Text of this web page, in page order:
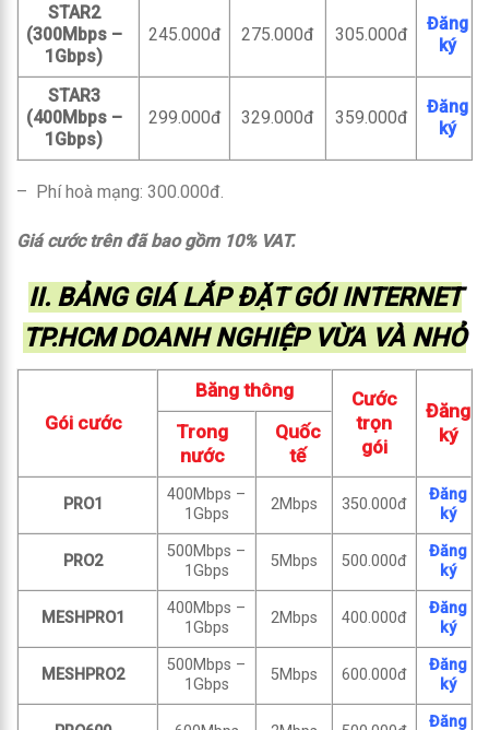
STAR2
(300Mbps –
1Gbps)
245.000đ 275.000đ 305.000đ
Đăng
ký
STAR3
(400Mbps –
1Gbps)
299.000đ 329.000đ 359.000đ
Đăng
ký
– Phí hoà mạng: 300.000đ.
Giá cước trên đã bao gồm 10% VAT.
II. BẢNG GIÁ LẮP ĐẶT GÓI INTERNET
TP.HCM DOANH NGHIỆP VỪA VÀ NHỎ
Gói cước
Băng thông
Cước
trọn
gói
Đăng
ký
Trong
nước
Quốc
tế
PRO1
400Mbps –
1Gbps
2Mbps 350.000đ
Đăng
ký
PRO2
500Mbps –
1Gbps
5Mbps 500.000đ
Đăng
ký
MESHPRO1
400Mbps –
1Gbps
2Mbps 400.000đ
Đăng
ký
MESHPRO2
500Mbps –
1Gbps
5Mbps 600.000đ
Đăng
ký
Đăng